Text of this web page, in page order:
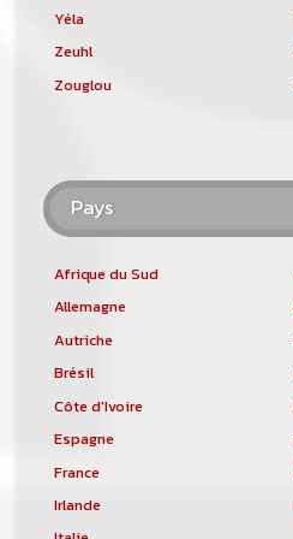
Yéla
Zeuhl
Zouglou
Pays
Afrique du Sud
Allemagne
Autriche
Brésil
Côte d'Ivoire
Espagne
France
Irlande